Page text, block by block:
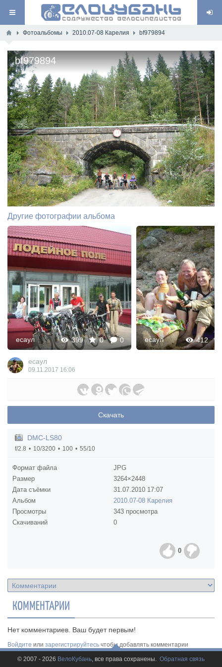
Фотоальбомы 2010.07-08 Карелия bf979894
bf979894
Другие фотографии альбома
399 0 0
есаул 412
есаул
есаул
09.11.2017 16:06
Скачать
DMC-LS80
f/2.8 10/3200 100 55/10
Формат файла
JPG
Размер
3264×2448
Дата съёмки
31.07.2010 17:07
Альбом
2010.07-08 Карелия
Просмотры
343 просмотра
Скачиваний
0
0
КОММЕНТАРИИ
Нет комментариев. Ваш будет первым!
Войдите или зарегистрируйтесь чтобы добавлять комментарии
© 2007 - 2026 ВелоКубань, все права сохранены. Обратная связь